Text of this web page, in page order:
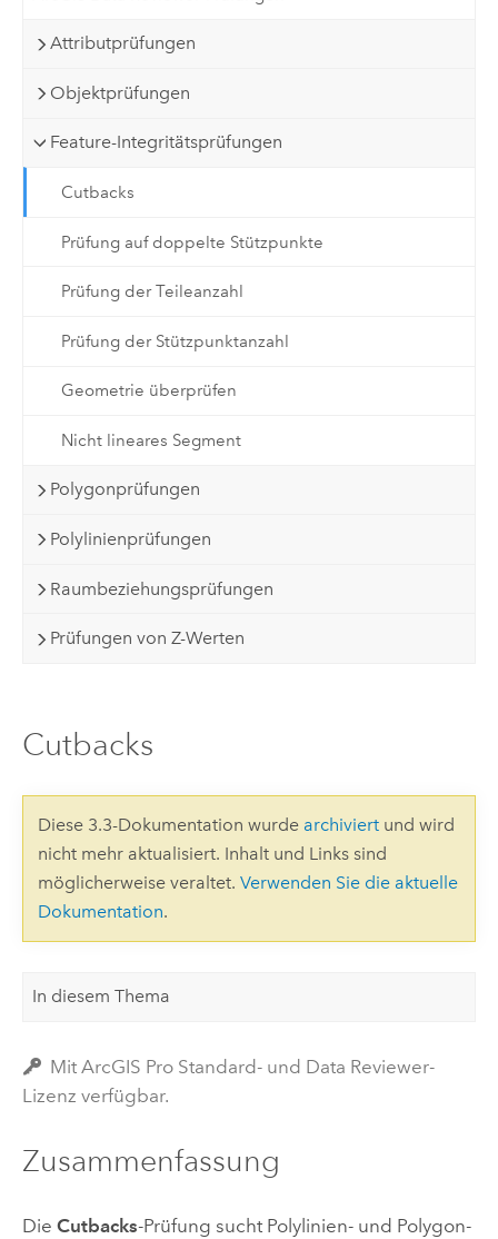
Attributprüfungen
Objektprüfungen
Feature-Integritätsprüfungen
Cutbacks
Prüfung auf doppelte Stützpunkte
Prüfung der Teileanzahl
Prüfung der Stützpunktanzahl
Geometrie überprüfen
Nicht lineares Segment
Polygonprüfungen
Polylinienprüfungen
Raumbeziehungsprüfungen
Prüfungen von Z-Werten
Cutbacks
Diese 3.3-Dokumentation wurde archiviertund wird
nicht mehr aktualisiert. Inhalt und Links sind
möglicherweise veraltet. Verwenden Sie die aktuelle
Dokumentation.
In diesem Thema
Mit ArcGIS Pro Standard- und Data Reviewer-
Lizenz verfügbar.
Zusammenfassung
Die Cutbacks-Prüfung sucht Polylinien- und Polygon-